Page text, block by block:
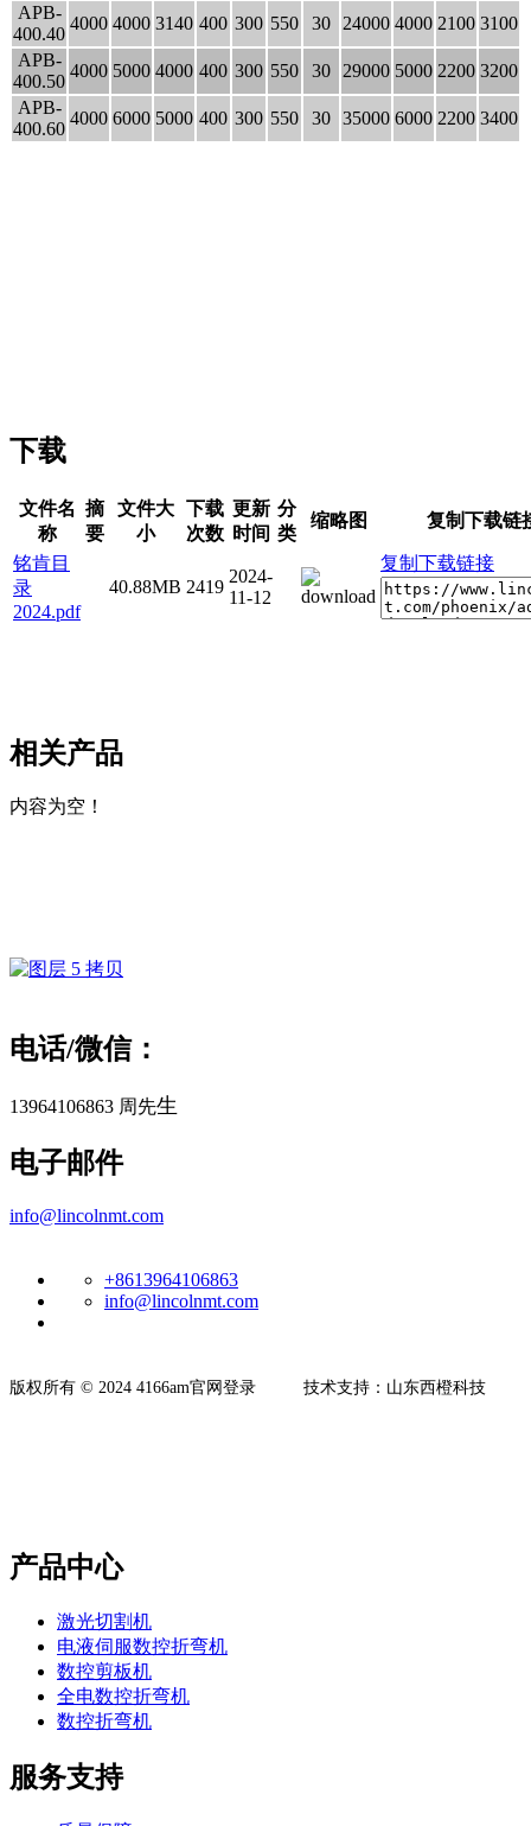
APB-
400.40
4000 4000 3140 400 300 550 30 24000 4000 2100 3100
APB-
400.50
4000 5000 4000 400 300 550 30 29000 5000 2200 3200
APB-
400.60
4000 6000 5000 400 300 550 30 35000 6000 2200 3400
下载
文件名
称
摘
要
文件大
小
下载
次数
更新
时间
分
类
缩略图 复制下载链
铭肯目
录
2024.pdf
40.88MB 2419
2024-
11-12
复制下载链接
相关产品
内容为空！
电话/微信：
13964106863 周先生
电子邮件
info@lincolnmt.com
+8613964106863
info@lincolnmt.com
​版权所有 © 2024 4166am官网登录 技术支持：山东西橙科技
产品中心
激光切割机
电液伺服数控折弯机
数控剪板机
全电数控折弯机
数控折弯机
服务支持